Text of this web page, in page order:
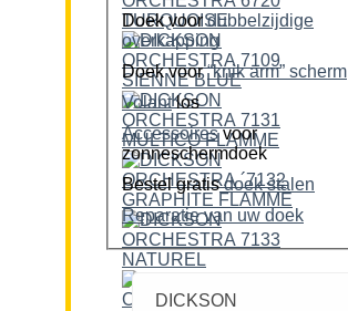
Doek voordubbelzijdige
overkapping
Doek voor
“knik arm” scherm
Volantlos
Accessoiresvoor
zonneschermdoek
Bestel gratis doek stalen
Reparatie van uw doek
DICKSON